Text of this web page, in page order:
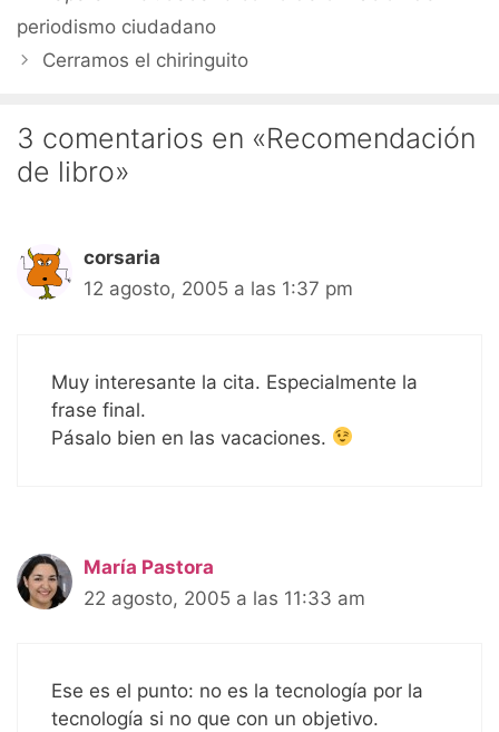
periodismo ciudadano
Cerramos el chiringuito
3 comentarios en «Recomendación
de libro»
corsaria
12 agosto, 2005 a las 1:37 pm
Muy interesante la cita. Especialmente la
frase final.
Pásalo bien en las vacaciones.
María Pastora
22 agosto, 2005 a las 11:33 am
Ese es el punto: no es la tecnología por la
tecnología si no que con un objetivo.